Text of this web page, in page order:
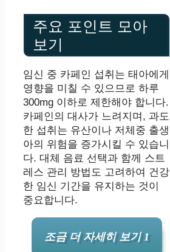
주요 포인트 모아
보기
임신 중 카페인 섭취는 태아에게
영향을 미칠 수 있으므로 하루
300mg 이하로 제한해야 합니다.
카페인의 대사가 느려지며, 과도
한 섭취는 유산이나 저체중 출생
아의 위험을 증가시킬 수 있습니
다. 대체 음료 선택과 함께 스트
레스 관리 방법도 고려하여 건강
한 임신 기간을 유지하는 것이
중요합니다.
조금 더 자세히 보기 1